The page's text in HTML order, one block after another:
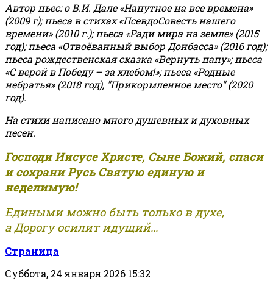
Автор пьес: о В.И. Дале «Напутное на все времена»
(2009 г); пьеса в стихах «ПсевдоСовесть нашего
времени» (2010 г.); пьеса «Ради мира на земле» (2015
год); пьеса «Отвоёванный выбор Донбасса» (2016 год);
пьеса рождественская сказка «Вернуть папу»; пьеса
«С верой в Победу – за хлебом!»;пьеса «Родные
небратья» (2018 год), "Прикормленное место" (2020
год).
На стихи написано много душевных и духовных
песен.
Господи Иисусе Христе, Сыне Божий, спаси
и сохрани Русь Святую единую и
неделимую!
Едиными можно быть только в духе,
а Дорогу осилит идущий...
Страница
Суббота, 24 января 2026 15:32